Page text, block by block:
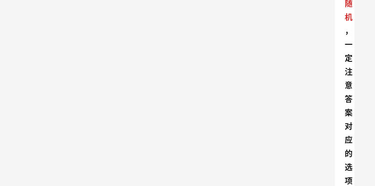
随
机
，
一
定
注
意
答
案
对
应
的
选
项